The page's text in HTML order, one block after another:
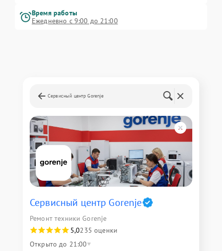
Время работы
Ежедневно с 9:00 до 21:00
Сервисный центр Gorenje
Сервисный центр Gorenje
Ремонт техники Gorenje
5,0235 оценки
Открыто до 21:00